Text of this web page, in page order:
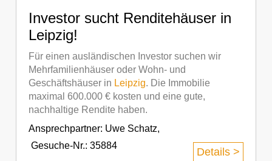
Investor sucht Renditehäuser in
Leipzig!
Für einen ausländischen Investor suchen wir
Mehrfamilienhäuser oder Wohn- und
Geschäftshäuser in Leipzig. Die Immobilie
maximal 600.000 € kosten und eine gute,
nachhaltige Rendite haben.
Ansprechpartner: Uwe Schatz,
Gesuche-Nr.: 35884
Details >